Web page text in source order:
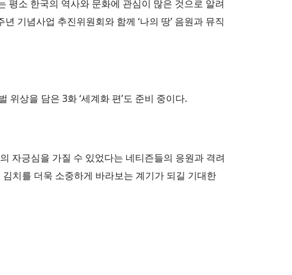
평소 한국의 역사와 문화에 관심이 많은 것으로 알려
기념사업 추진위원회와 함께 ‘나의 땅’ 음원과 뮤직
위상을 담은 3화 ‘세계화 편’도 준비 중이다.
자긍심을 가질 수 있었다는 네티즌들의 응원과 격려
김치를 더욱 소중하게 바라보는 계기가 되길 기대한